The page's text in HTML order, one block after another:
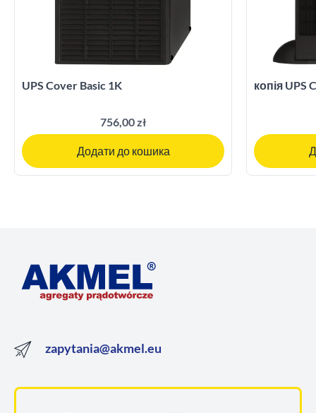
UPS Cover Basic 1K
756,00 zł
Додати до кошика
копія UPS
zapytania@akmel.eu